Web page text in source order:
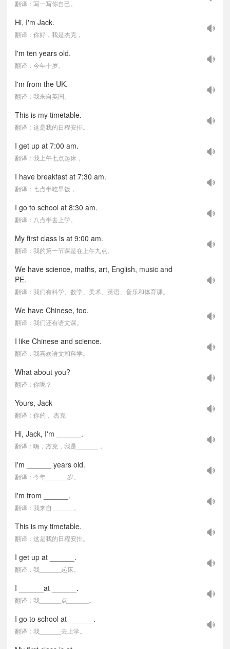
翻译：写一写你自己。
Hi, I'm Jack.
翻译：你好，我是杰克，
I'm ten years old.
翻译：今年十岁。
I'm from the UK.
翻译：我来自英国。
This is my timetable.
翻译：这是我的日程安排。
I get up at 7:00 am.
翻译：我上午七点起床，
I have breakfast at 7:30 am.
翻译：七点半吃早饭，
I go to school at 8:30 am.
翻译：八点半去上学。
My first class is at 9:00 am.
翻译：我的第一节课是在上午九点。
We have science, maths, art, English, music and
PE.
翻译：我们有科学、数学、美术、英语、音乐和体育课。
We have Chinese, too.
翻译：我们还有语文课。
I like Chinese and science.
翻译：我喜欢语文和科学。
What about you?
翻译：你呢？
Yours, Jack
翻译：你的， 杰克
Hi, Jack, I'm ______.
翻译：嗨，杰克，我是______，
I'm ______ years old.
翻译：今年______岁。
I'm from ______.
翻译：我来自______。
This is my timetable.
翻译：这是我的日程安排。
I get up at ______.
翻译：我______起床。
I ______at ______.
翻译：我______点______。
I go to school at ______.
翻译：我______去上学。